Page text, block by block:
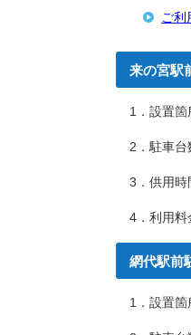
ご利
来の宮駅
1．設
2．駐
3．供
4．利
網代駅前
1．設